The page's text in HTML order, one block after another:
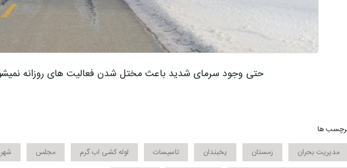
حتی وجود سرمای شدید باعث مختل شدن فعالیت های روزانه
ها
مدیریت بحران
زمستان یخبندان تاسیسات لوله کشی اب گرم مجلس